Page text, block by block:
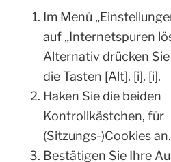
Im Menü
auf „Internetspuren
Alternativ drücken
die Tasten [Alt], [i], [i].
Haken Sie die beiden
Kontrollkästchen, für
(Sitzungs-)Cookies an.
Bestätigen Sie Ihre